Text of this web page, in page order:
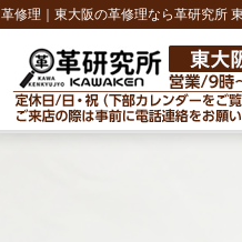
革修理｜東大阪の革修理なら革研究所